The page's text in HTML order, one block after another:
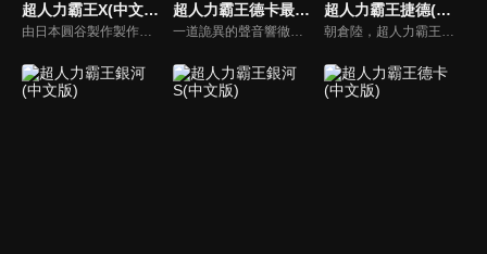
超人力霸王X(中文版)
由日本圓谷製作製作的特攝電視劇，是屬於超人力霸王列傳。X，是「巨大謎團」，X，是「未知的可能性」，X，那就是「連繫的心，連繫的力量」！溫柔的少年，大空大地與從宇宙飛來的神祕生命體相會之時，就是超人進化之日…
超人力霸王德卡最終章：旅途的彼方…(中文版)
一道詭異的聲音響徹天空。聽到的人們紛紛失去知覺，最後甚至消失無蹤。前往調查的專家小組「GUTS-SELECT」，遇到的卻是接二連三來襲的外星人大軍，以及駕駛漆黑要塞型太空艦「佐爾加烏斯」，扭曲了地球天空的統治者「基貝魯斯教授」。一位認識基貝魯斯的神秘女子突然降臨在苦苦奮戰中的奏大等人面前。
超人力霸王捷德(中文版)
朝倉陸，超人力霸王貝利亞的遺傳因子繼承者。在巨大怪獸骷髏哥摩拉的襲擊下逃跑的朝倉陸與夥伴貝加，發現位於地下500公尺的謎之祕密基地。基地的報告管理系統・蕾姆將「Geed Riser」與「Ultra 膠囊」給予了陸，自幼憧憬著英雄的他，決意融合變身成超人力霸王捷德。